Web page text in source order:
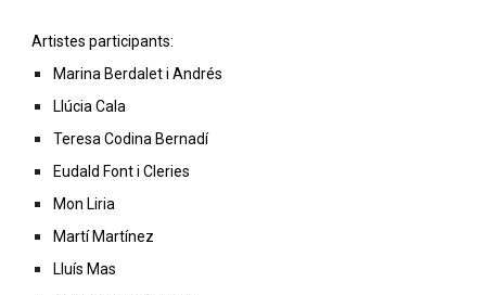
Artistes participants:
Marina Berdalet i Andrés
Llúcia Cala
Teresa Codina Bernadí
Eudald Font i Cleries
Mon Liria
Martí Martínez
Lluís Mas